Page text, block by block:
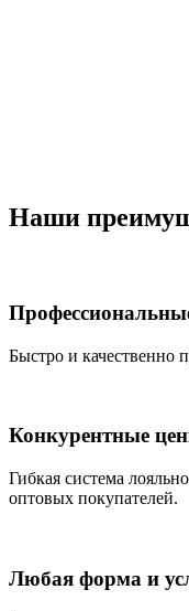
Наши
Быстро и качественно
Конкурентные
Гибкая система
оптовых покупателей.
Любая форма и